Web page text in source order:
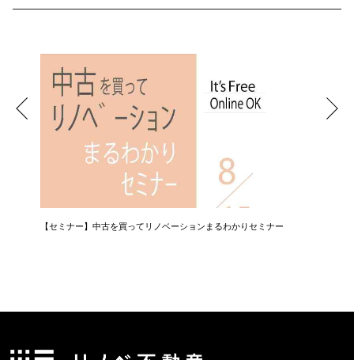
【セミナー】中古を買ってリノベーションまるわかりセミナー